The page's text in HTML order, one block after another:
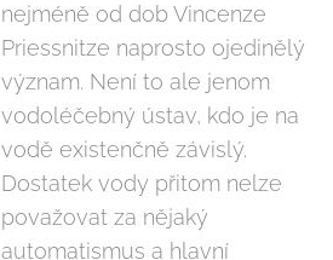
nejméně od dob Vincenze
Priessnitze naprosto ojedinělý
význam. Není to ale jenom
vodoléčebný ústav, kdo je na
vodě existenčně závislý.
Dostatek vody přitom nelze
považovat za nějaký
automatismus a hlavní